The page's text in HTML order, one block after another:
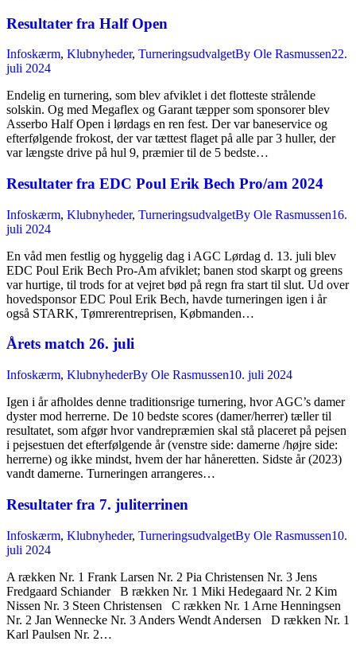
Resultater fra Half Open
Infoskærm, Klubnyheder, TurneringsudvalgetBy Ole Rasmussen22.
juli 2024
Endelig en turnering, som blev afviklet i det flotteste strålende
solskin. Og med Megaflex og Garant tæpper som sponsorer blev
Asserbo Half Open i lørdags en ren fest. Der var baneservice og
efterfølgende frokost, der var tættest flaget på alle par 3 huller, der
var længste drive på hul 9, præmier til de 5 bedste…
Resultater fra EDC Poul Erik Bech Pro/am 2024
Infoskærm, Klubnyheder, TurneringsudvalgetBy Ole Rasmussen16.
juli 2024
En våd men festlig og hyggelig dag i AGC Lørdag d. 13. juli blev
EDC Poul Erik Bech Pro-Am afviklet; banen stod skarpt og greens
var hurtige, til trods for at vejret bød på regn fra start til slut. Ud over
hovedsponsor EDC Poul Erik Bech, havde turneringen igen i år
også STARK, Tømrerentreprisen, Købmanden…
Årets match 26. juli
Infoskærm, KlubnyhederBy Ole Rasmussen10. juli 2024
Igen i år afholdes denne traditionsrige turnering, hvor AGC’s damer
dyster mod herrerne. De 10 bedste scores (damer/herrer) tæller til
resultatet, som afgør hvor vandrepræmien skal stå placeret på pejsen
i pejsestuen det efterfølgende år (venstre side: damerne /højre side:
herrerne) og ikke mindst, hvem der har håneretten. Sidste år (2023)
vandt damerne. Turneringen arrangeres…
Resultater fra 7. juliterrinen
Infoskærm, Klubnyheder, TurneringsudvalgetBy Ole Rasmussen10.
juli 2024
A rækken Nr. 1 Frank Larsen Nr. 2 Pia Christensen Nr. 3 Jens
Fredgaard Schiander B rækken Nr. 1 Miki Hedegaard Nr. 2 Kim
Nissen Nr. 3 Steen Christensen C rækken Nr. 1 Arne Henningsen
Nr. 2 Jan Wennecke Nr. 3 Anders Wendt Andersen D rækken Nr. 1
Karl Paulsen Nr. 2…